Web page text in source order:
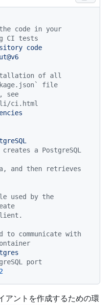
code in your
CI tests
code
of all
file
see
ci.html
a PostgreSQL
and then retrieves
used by the
to communicate with
port
アントを作成するための環